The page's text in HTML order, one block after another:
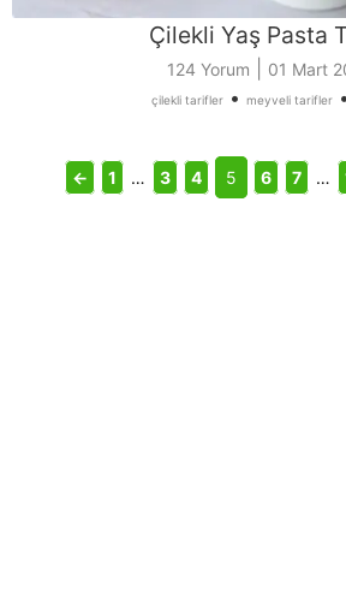
Çilekli Yaş Pasta
124 Yorum 01 Mart
çilekli tarifler• meyveli tarifler•
← 1 … 3 4 5 6 7 …